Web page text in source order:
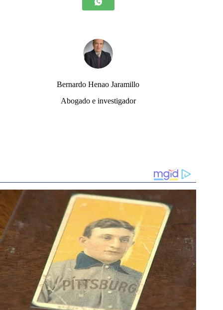
Bernardo Henao Jaramillo
Abogado e investigador